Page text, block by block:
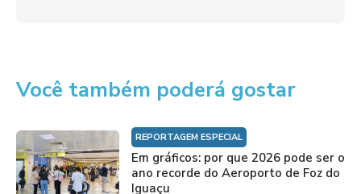
Você também poderá gostar
REPORTAGEM ESPECIAL
Em gráficos: por que 2026 pode ser o
ano recorde do Aeroporto de Foz do
Iguaçu